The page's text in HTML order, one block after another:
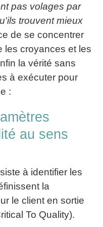
pas volages par
trouvent mieux
de se concentrer
les croyances et les
la vérité sans
à exécuter pour
:
au sens
à identifier les
la
le client en sortie
To Quality).